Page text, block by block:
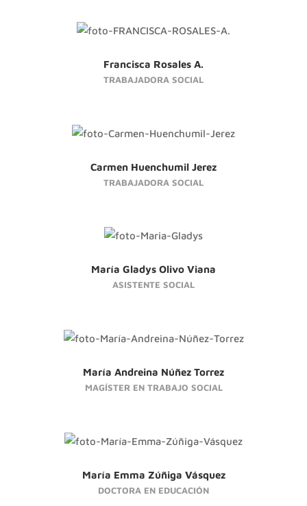
Francisca Rosales A.
TRABAJADORA SOCIAL
Carmen Huenchumil Jerez
TRABAJADORA SOCIAL
María Gladys Olivo Viana
ASISTENTE SOCIAL
María Andreina Núñez Torrez
MAGÍSTER EN TRABAJO SOCIAL
María Emma Zúñiga Vásquez
DOCTORA EN EDUCACIÓN